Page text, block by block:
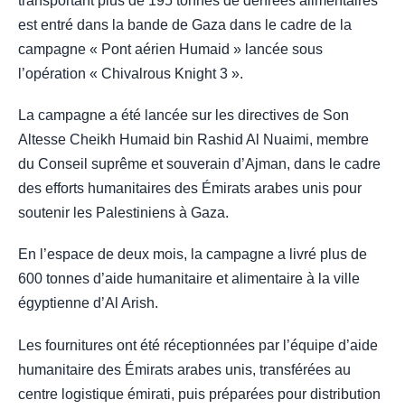
est entré dans la bande de Gaza dans le cadre de la
campagne « Pont aérien Humaid » lancée sous
l’opération « Chivalrous Knight 3 ».
La campagne a été lancée sur les directives de Son
Altesse Cheikh Humaid bin Rashid Al Nuaimi, membre
du Conseil suprême et souverain d’Ajman, dans le cadre
des efforts humanitaires des Émirats arabes unis pour
soutenir les Palestiniens à Gaza.
En l’espace de deux mois, la campagne a livré plus de
600 tonnes d’aide humanitaire et alimentaire à la ville
égyptienne d’Al Arish.
Les fournitures ont été réceptionnées par l’équipe d’aide
humanitaire des Émirats arabes unis, transférées au
centre logistique émirati, puis préparées pour distribution